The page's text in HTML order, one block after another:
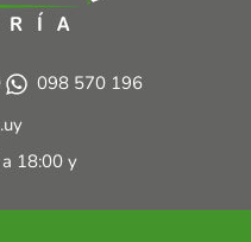
098 570 196
a 18:00 y